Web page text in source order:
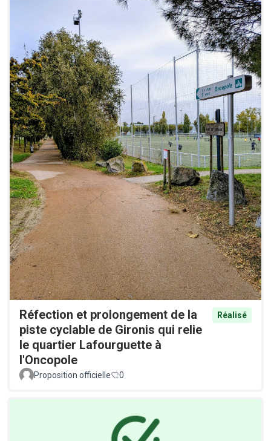
Réfection et prolongement de la
piste cyclable de Gironis qui relie
le quartier Lafourguette à
l'Oncopole
Réalisé
Proposition officielle 0